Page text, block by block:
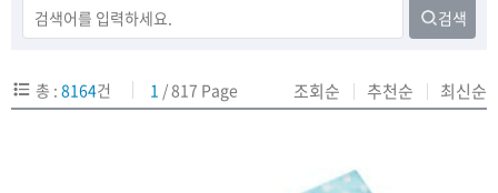
검색
총 : 8164건 1 / 817 Page 조회순 추천순 최신순